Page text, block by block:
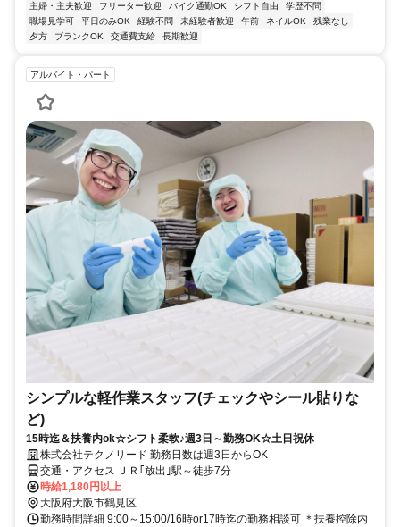
主婦・主夫歓迎
フリーター歓迎 バイク通勤OK シフト自由
学歴不問
職場見学可
平日のみOK 経験不問 未経験者歓迎 午前 ネイルOK
残業なし
夕方
ブランクOK 交通費支給 長期歓迎
アルバイト・パート
シンプルな軽作業スタッフ(チェックやシール貼りな
ど)
15時迄＆扶養内ok☆シフト柔軟♪週3日～勤務OK☆土日祝休
株式会社テクノリード 勤務日数は週3日からOK
交通・アクセス ＪＲ｢放出｣駅～徒歩7分
時給1,180円以上
大阪府大阪市鶴見区
勤務時間詳細 9:00～15:00/16時or17時迄の勤務相談可 ＊扶養控除内